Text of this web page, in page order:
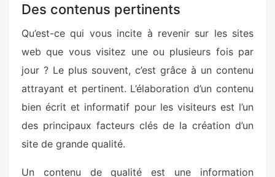
Des contenus pertinents
Qu’est-ce qui vous incite à revenir sur les sites
web que vous visitez une ou plusieurs fois par
jour ? Le plus souvent, c’est grâce à un contenu
attrayant et pertinent. L’élaboration d’un contenu
bien écrit et informatif pour les visiteurs est l’un
des principaux facteurs clés de la création d’un
site de grande qualité.
Un contenu de qualité est une information